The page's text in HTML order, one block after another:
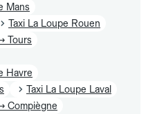
Mans
Taxi La Loupe Rouen
Tours
Havre
Taxi La Loupe Laval
Compiègne